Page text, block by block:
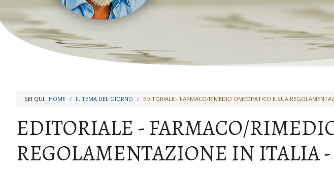
SEI QUI: HOME IL TEMA DEL GIORNO EDITORIALE - FARMACO/RIMEDIO OMEOPATICO E SUA
EDITORIALE - FARMACO/
REGOLAMENTAZIONE IN ITALIA